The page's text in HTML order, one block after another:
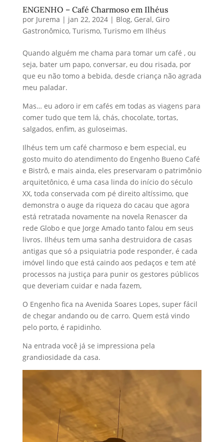
ENGENHO – Café Charmoso em Ilhéus
por Jurema | jan 22, 2024| Blog, Geral, Giro
Gastronômico, Turismo, Turismo em Ilhéus
Quando alguém me chama para tomar um café , ou
seja, bater um papo, conversar, eu dou risada, por
que eu não tomo a bebida, desde criança não agrada
meu paladar.
Mas… eu adoro ir em cafés em todas as viagens para
comer tudo que tem lá, chás, chocolate, tortas,
salgados, enfim, as guloseimas.
Ilhéus tem um café charmoso e bem especial, eu
gosto muito do atendimento do Engenho Bueno Café
e Bistrô, e mais ainda, eles preservaram o patrimônio
arquitetônico, é uma casa linda do início do século
XX, toda conservada com pé direito altíssimo, que
demonstra o auge da riqueza do cacau que agora
está retratada novamente na novela Renascer da
rede Globo e que Jorge Amado tanto falou em seus
livros. Ilhéus tem uma sanha destruidora de casas
antigas que só a psiquiatria pode responder, é cada
imóvel lindo que está caindo aos pedaços e tem até
processos na justiça para punir os gestores públicos
que deveriam cuidar e nada fazem,
O Engenho fica na Avenida Soares Lopes, super fácil
de chegar andando ou de carro. Quem está vindo
pelo porto, é rapidinho.
Na entrada você já se impressiona pela
grandiosidade da casa.